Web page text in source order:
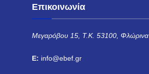
Επικοινωνία
Μεγαρόβου 15, Τ.Κ. 53100, Φλώρινα
E: info@ebef.gr